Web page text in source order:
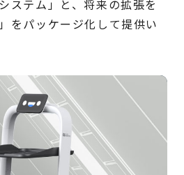
ステム」と、将来の拡張を
をパッケージ化して提供い